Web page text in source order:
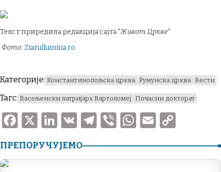
Текст приредила редакција сајта "Живот Цркве"
Фото: Ziarullumina.ro
Категорије: Константинопољска црква Румунска црква Вести
Тагс: Васељенски патријарх Вартоломеј Почасни докторат
F
c
X
Li
k
V
T
e
V
er
W
at
E
ai p
ПРЕПОРУЧУЈЕМО